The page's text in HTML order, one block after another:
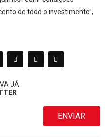
de todo o investimento”,
JÁ
ENVIAR